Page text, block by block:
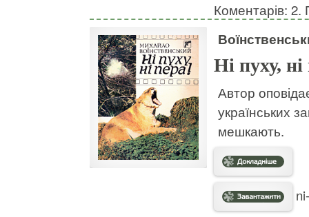
Коментарів: 2.
Ні пуху,
Автор
українських
мешкають.